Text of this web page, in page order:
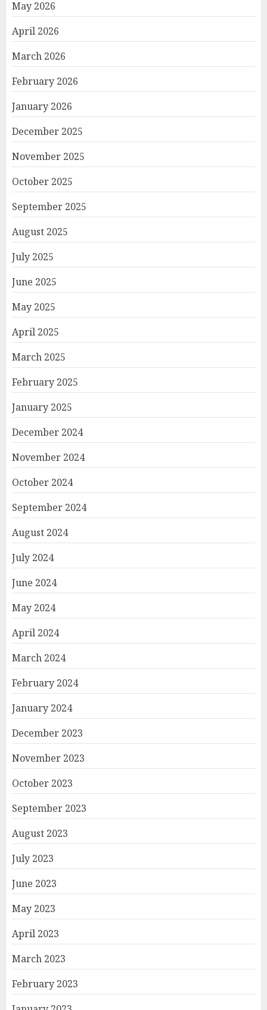
May 2026
April 2026
March 2026
February 2026
January 2026
December 2025
November 2025
October 2025
September 2025
August 2025
July 2025
June 2025
May 2025
April 2025
March 2025
February 2025
January 2025
December 2024
November 2024
October 2024
September 2024
August 2024
July 2024
June 2024
May 2024
April 2024
March 2024
February 2024
January 2024
December 2023
November 2023
October 2023
September 2023
August 2023
July 2023
June 2023
May 2023
April 2023
March 2023
February 2023